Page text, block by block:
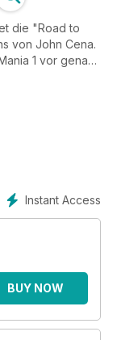
die "Road to
von John Cena.
1 vor genau
in
Bericht über
Zudem
des Bret-Hart-
DWA geführtes
durch einen
Walandi
Champions in
WWE-Tough-
mit dem
Instant Access
BUY NOW